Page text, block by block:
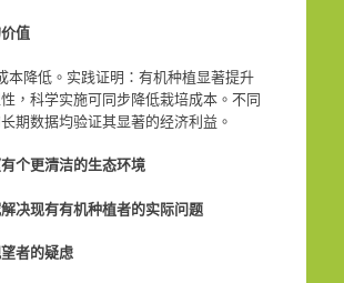
值
本降低。实践证明：有机种植显著提升
，科学实施可同步降低栽培成本。不同
期数据均验证其显著的经济利益。
个更清洁的生态环境
决现有有机种植者的实际问题
者的疑虑